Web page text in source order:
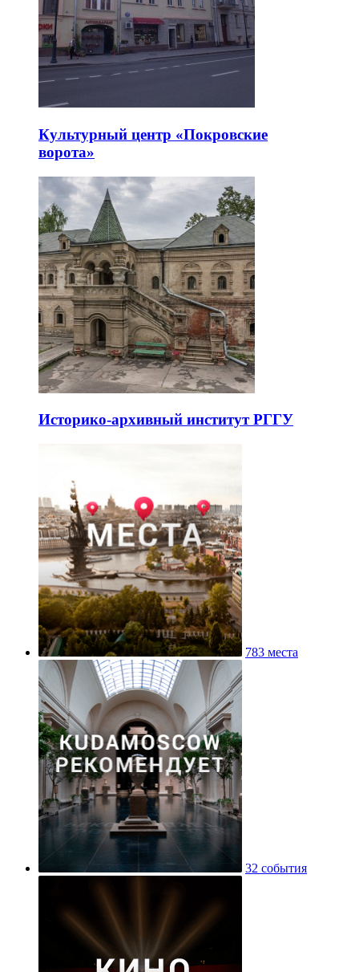
Культурный центр «Покровские
ворота»
Историко-архивный институт РГГУ
783 места
32 события